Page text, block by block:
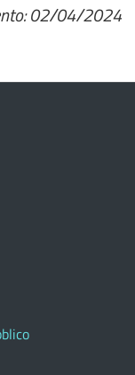
02/04/2024